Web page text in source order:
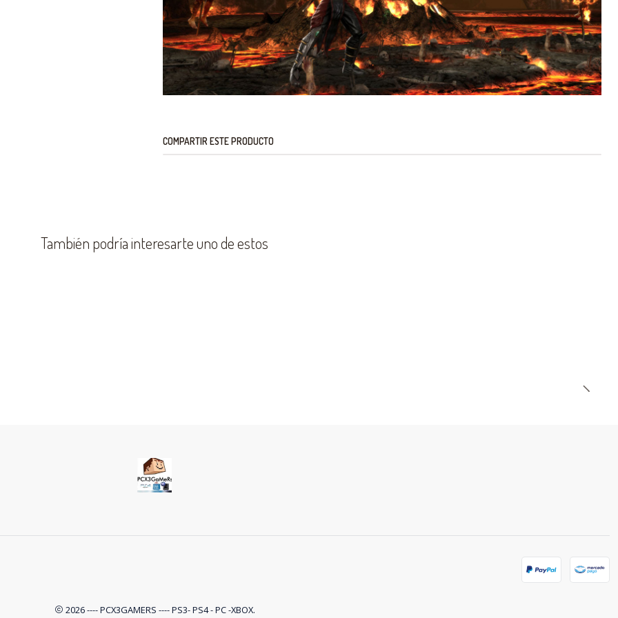
COMPARTIR ESTE PRODUCTO
También podría interesarte uno de estos
2026 ---- PCX3GAMERS ---- PS3- PS4 - PC -XBOX.